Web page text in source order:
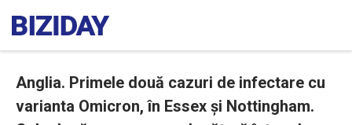
Anglia. Primele două cazuri de infectare cu
varianta Omicron, în Essex și Nottingham.